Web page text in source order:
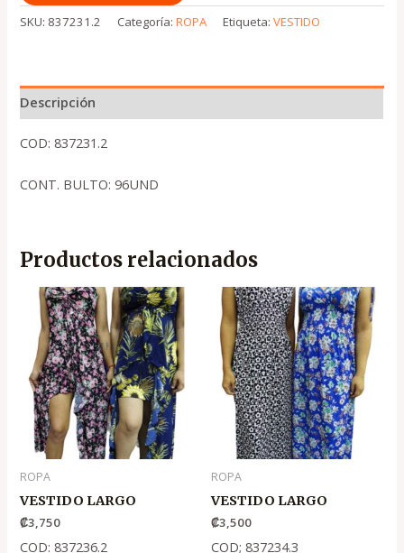
SKU: 837231.2 Categoría:ROPA Etiqueta:VESTIDO
Descripción
COD: 837231.2
CONT. BULTO: 96UND
Productos relacionados
ROPA
VESTIDO LARGO
₡3,750
COD: 837236.2
ROPA
VESTIDO LARGO
₡3,500
COD; 837234.3